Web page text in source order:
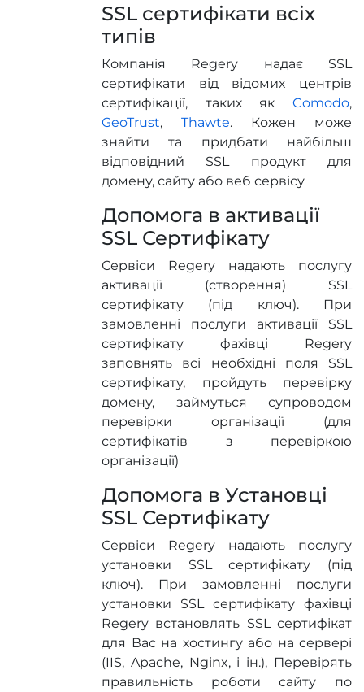
SSL сертифікати всіх
типів
Компанія Regery надає SSL
сертифікати від відомих центрів
сертифікації, таких як Comodo,
GeoTrust, Thawte. Кожен може
знайти та придбати найбільш
відповідний SSL продукт для
домену, сайту або веб сервісу
Допомога в активації
SSL Сертифікату
Сервіси Regery надають послугу
активації (створення) SSL
сертифікату (під ключ). При
замовленні послуги активації SSL
сертифікату фахівці Regery
заповнять всі необхідні поля SSL
сертифікату, пройдуть перевірку
домену, займуться супроводом
перевірки організації (для
сертифікатів з перевіркою
організації)
Допомога в Установці
SSL Сертифікату
Сервіси Regery надають послугу
установки SSL сертифікату (під
ключ). При замовленні послуги
установки SSL сертифікату фахівці
Regery встановлять SSL сертифікат
для Вас на хостингу або на сервері
(IIS, Apache, Nginx, і ін.), Перевірять
правильність роботи сайту по